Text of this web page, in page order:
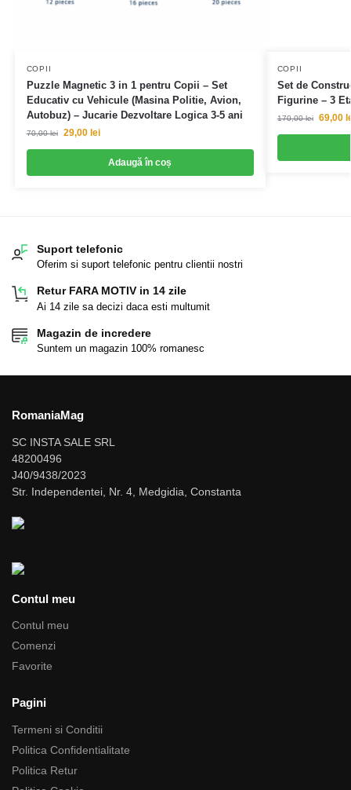
COPII
Puzzle Magnetic 3 in 1 pentru Copii – Set
Educativ cu Vehicule (Masina Politie, Avion,
Autobuz) – Jucarie Dezvoltare Logica 3-5 ani
70,00lei 29,00 lei
Adaugă în coș
COPII
Set de
Figurine – 3
170,00lei 69,00
Suport telefonic
Oferim si suport telefonic pentru clientii nostri
Retur FARA MOTIV in 14 zile
Ai 14 zile sa decizi daca esti multumit
Magazin de incredere
Suntem un magazin 100% romanesc
RomaniaMag
SC INSTA SALE SRL
48200496
J40/9438/2023
Str. Independentei, Nr. 4, Medgidia, Constanta
Contul meu
Contul meu
Comenzi
Favorite
Pagini
Termeni si Conditii
Politica Confidentialitate
Politica Retur